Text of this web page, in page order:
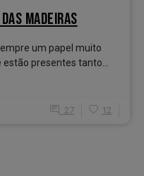
MADEIRAS
um papel muito
presentes tanto...
27 12